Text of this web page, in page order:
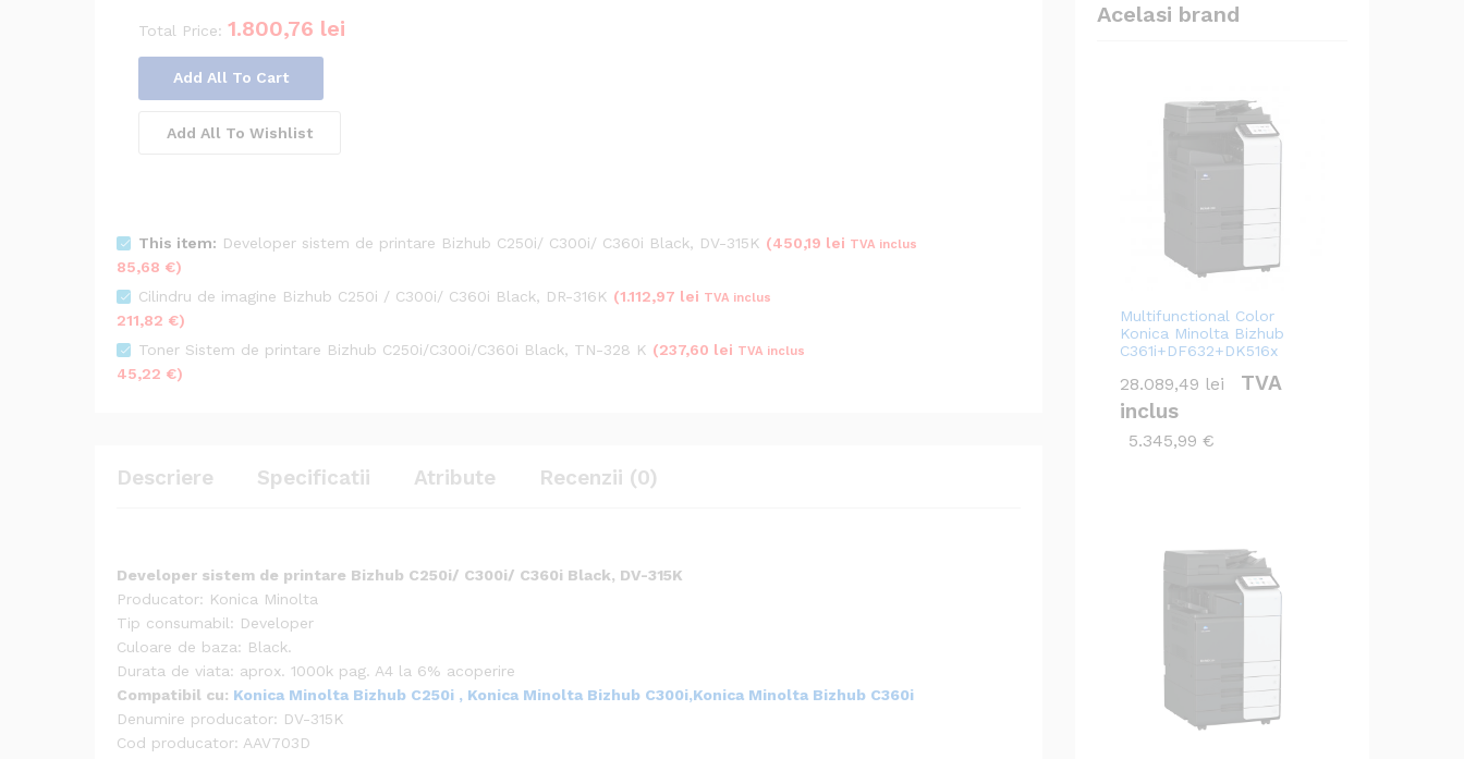
Total Price: 1.800,76 lei
Add All To Cart
Add All To Wishlist
This item: Developer sistem de printare Bizhub C250i/ C300i/ C360i Black, DV-315K (450,19 lei TVA inclus
85,68 €)
Cilindru de imagine Bizhub C250i / C300i/ C360i Black, DR-316K (1.112,97 lei TVA inclus
211,82 €)
Toner Sistem de printare Bizhub C250i/C300i/C360i Black, TN-328 K (237,60 lei TVA inclus
45,22 €)
Descriere Specificatii Atribute Recenzii (0)
Developer sistem de printare Bizhub C250i/ C300i/ C360i Black, DV-315K
Producator: Konica Minolta
Tip consumabil: Developer
Culoare de baza: Black.
Durata de viata: aprox. 1000k pag. A4 la 6% acoperire
Compatibil cu: Konica Minolta Bizhub C250i , Konica Minolta Bizhub C300i,Konica Minolta Bizhub C360i
Denumire producator: DV-315K
Cod producator: AAV703D
Acelasi brand
Multifunctional Color
Konica Minolta Bizhub
C361i+DF632+DK516x
28.089,49 lei
TVA
inclus
5.345,99 €